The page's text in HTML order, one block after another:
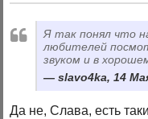
Я так понял что
любителей
звуком и в
slavo4ka, 14
Да не, Слава, есть